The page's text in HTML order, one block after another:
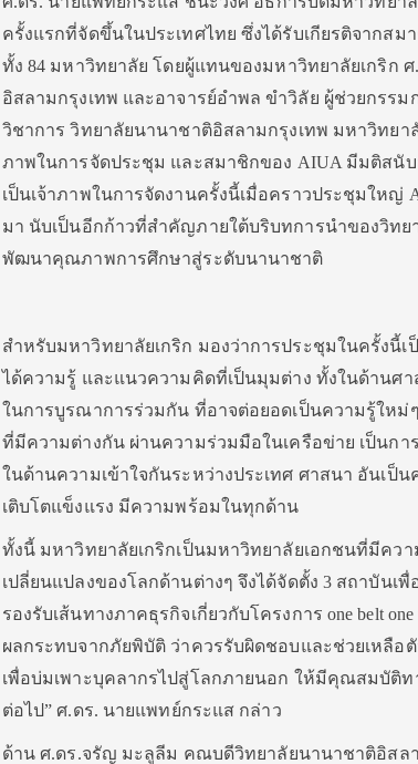
ครั้งแรกที่จัดขึ้นในประเทศไทย ซึ่งได้รับเกียรติจากสมา
ทั้ง 84 มหาวิทยาลัย โดยผู้แทนของมหาวิทยาลัยเกริ
อิสลามกรุงเทพ และอาจารย์อำพล ขำวิลัย ผู้ช่วยกรร
วิชาการ วิทยาลัยนานาชาติอิสลามกรุงเทพ มหาวิทยา
ภาพในการจัดประชุม และสมาชิกของ AIUA มีมติสนั
เป็นเจ้าภาพในการจัดงานครั้งนี้เมื่อคราวประชุมใหญ่
มา นับเป็นอีกก้าวที่สำคัญภายใต้บริบทการนำของวิท
พัฒนาคุณภาพการศึกษาสู่ระดับนานาชาติ
สำหรับมหาวิทยาลัยเกริก มองว่าการประชุมในครั้งนี้
ได้ความรู้ และแนวความคิดที่เป็นมุมต่าง ทั้งในด้านศ
ในการบูรณาการร่วมกัน ที่อาจต่อยอดเป็นความรู้ให
ที่มีความต่างกัน ผ่านความร่วมมือในเครือข่าย เป็นกา
ในด้านความเข้าใจกันระหว่างประเทศ ศาสนา อันเ
เติบโตแข็งแรง มีความพร้อมในทุกด้าน
ทั้งนี้ มหาวิทยาลัยเกริกเป็นมหาวิทยาลัยเอกชนที่มีค
เปลี่ยนแปลงของโลกด้านต่างๆ จึงได้จัดตั้ง 3 สถาบันเพื่
รองรับเส้นทางภาคธุรกิจเกี่ยวกับโครงการ one belt
ผลกระทบจากภัยพิบัติ ว่าควรรับผิดชอบและช่วยเหลือ
เพื่อบ่มเพาะบุคลากรไปสู่โลกภายนอก ให้มีคุณสมบัติ
ต่อไป” ศ.ดร. นายแพทย์กระแส กล่าว
ด้าน ศ.ดร.จรัญ มะลูลีม คณบดีวิทยาลัยนานาชาติอิสลา